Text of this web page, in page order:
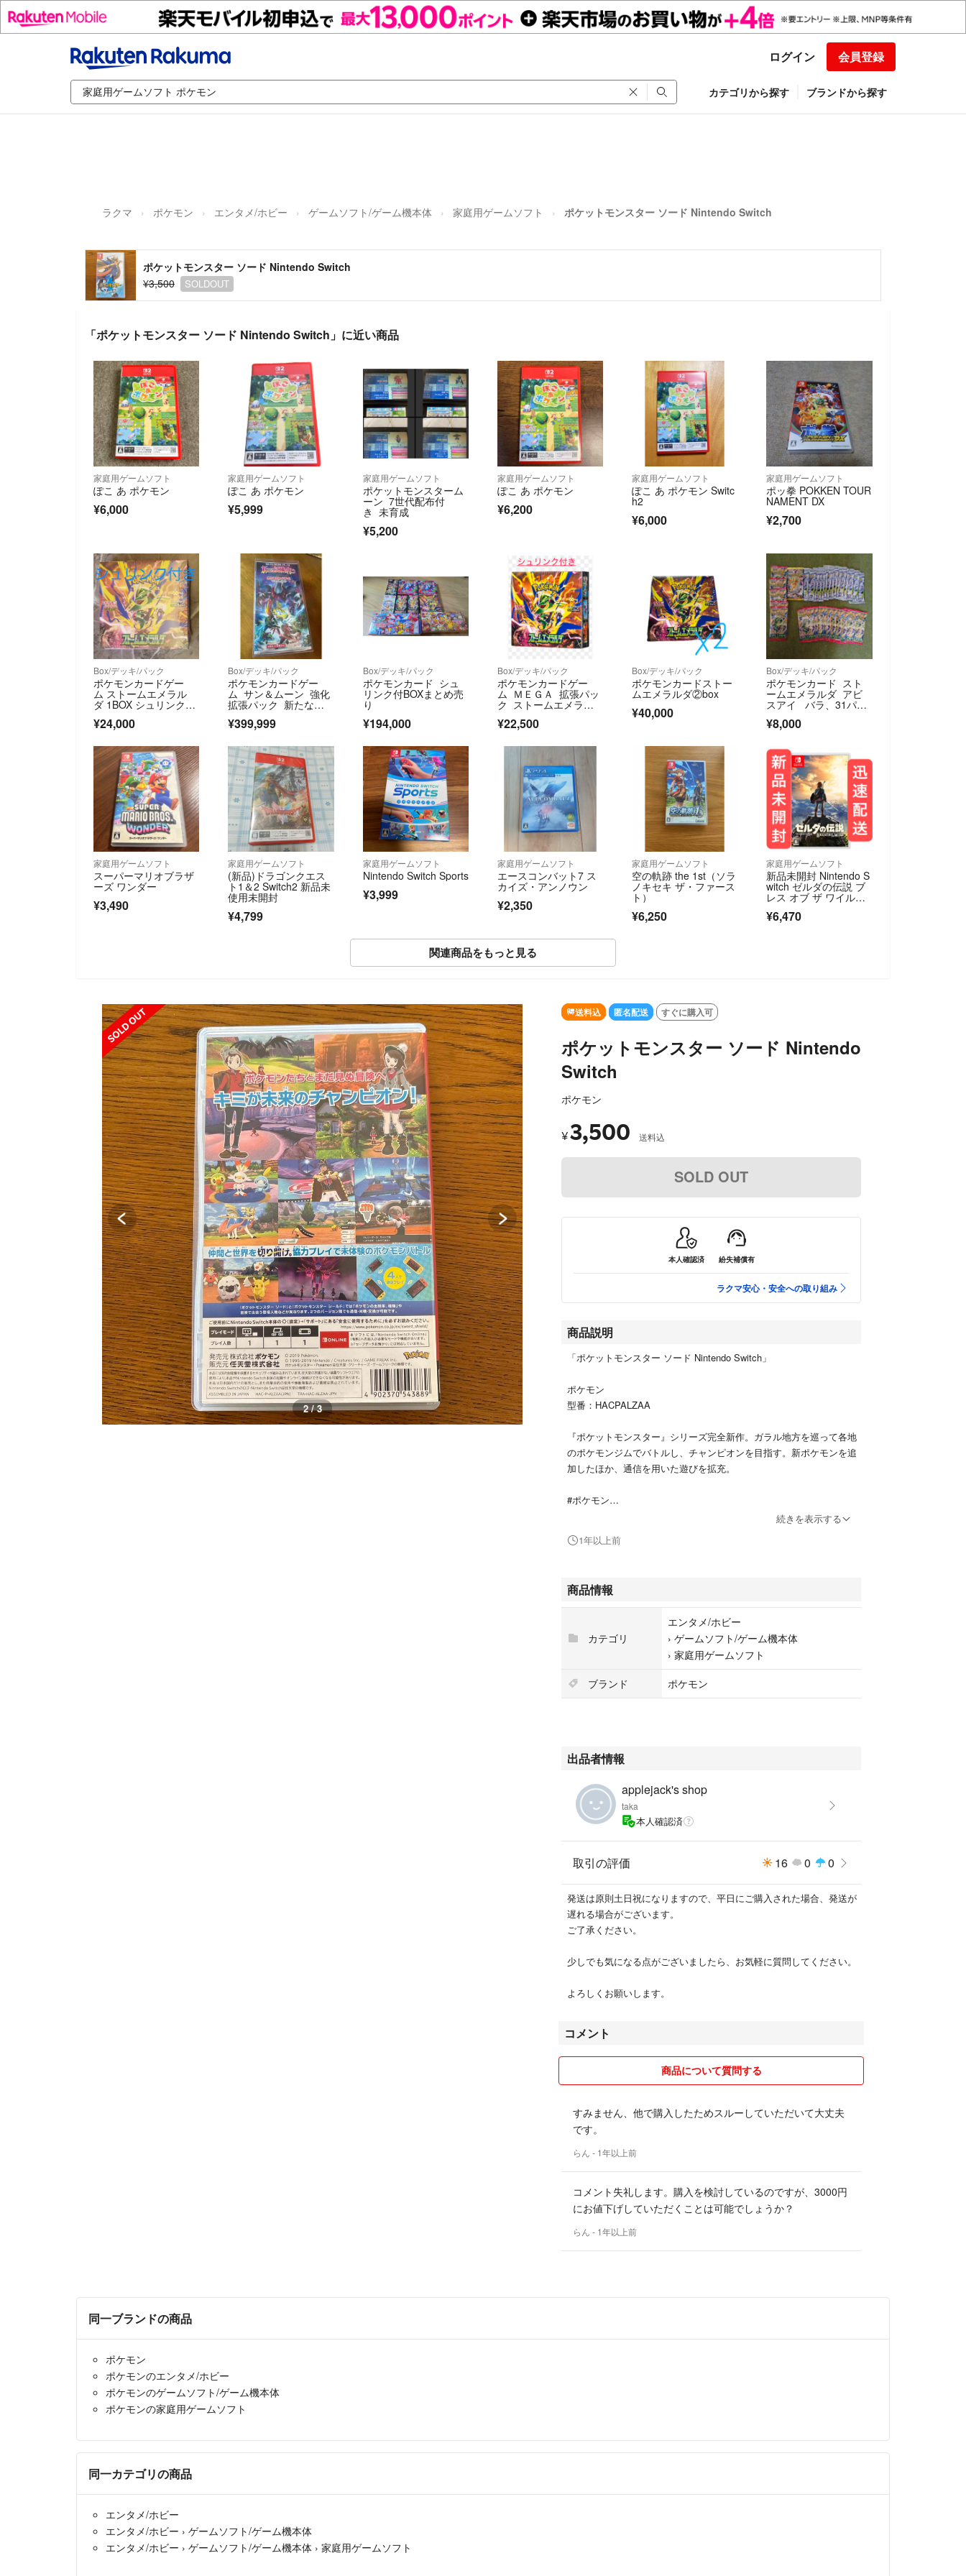
ログイン 会員登録
カテゴリから探す ブランドから探す
ラクマ ポケモン エンタメ/ホビー ゲームソフト/ゲーム機本体 家庭用ゲームソフト ポケットモンスター ソード Nintendo Switch
ポケットモンスター ソード Nintendo Switch
¥3,500
SOLDOUT
「ポケットモンスター ソード Nintendo Switch」に近い商品
家庭用ゲームソフト
ぽこ あ ポケモン
¥6,000
家庭用ゲームソフト
ぽこ あ ポケモン
¥5,999
家庭用ゲームソフト
ポケットモンスターム
ーン 7世代配布付
き 未育成
¥5,200
家庭用ゲームソフト
ぽこ あ ポケモン
¥6,200
家庭用ゲームソフト
ぽこ あ ポケモン Switc
h2
¥6,000
家庭用ゲームソフト
ポッ拳 POKKEN TOUR
NAMENT DX
¥2,700
Box/デッキ/パック
ポケモンカードゲー
ム ストームエメラル
ダ 1BOX シュリンク付
¥24,000
Box/デッキ/パック
ポケモンカードゲー
ム サン＆ムーン 強化
拡張パック 新たなる
ク］
¥399,999
Box/デッキ/パック
ポケモンカード シュ
リンク付BOXまとめ売
り
¥194,000
Box/デッキ/パック
ポケモンカードゲー
ム ＭＥＧＡ 拡張パッ
ク ストームエメラル
¥22,500
Box/デッキ/パック
ポケモンカードストー
ムエメラルダ②box
¥40,000
Box/デッキ/パック
ポケモンカード スト
ームエメラルダ アビ
スアイ バラ、31パッ
¥8,000
家庭用ゲームソフト
スーパーマリオブラザ
ーズ ワンダー
¥3,490
家庭用ゲームソフト
(新品)ドラゴンクエス
ト1＆2 Switch2 新品未
使用未開封
¥4,799
家庭用ゲームソフト
Nintendo Switch Sports
¥3,999
家庭用ゲームソフト
エースコンバット7 ス
カイズ・アンノウン
¥2,350
家庭用ゲームソフト
空の軌跡 the 1st（ソラ
ノキセキ ザ・ファース
ト）
¥6,250
家庭用ゲームソフト
新品未開封 Nintendo S
witch ゼルダの伝説 ブ
レス オブ ザ ワイル
¥6,470
関連商品をもっと見る
SOLD OUT SOLD OUT
2 / 3
送料込 匿名配送 すぐに購入可
ポケットモンスター ソード Nintendo
Switch
ポケモン
¥3,500 送料込
SOLD OUT
本人確認済 紛失補償有
ラクマ安心・安全への取り組み
商品説明
「ポケットモンスター ソード Nintendo Switch」
ポケモン
型番：HACPALZAA
『ポケットモンスター』シリーズ完全新作。ガラル地方を巡って各地
のポケモンジムでバトルし、チャンピオンを目指す。新ポケモンを追
加したほか、通信を用いた遊びを拡充。
#ポケモン
#ゲームソフト/ゲーム機本体
続きを表示する
1年以上前
商品情報
カテゴリ
エンタメ/ホビー
› ゲームソフト/ゲーム機本体
› 家庭用ゲームソフト
ブランド
ポケモン
出品者情報
applejack's shop
taka
本人確認済
取引の評価 16 0 0
発送は原則土日祝になりますので、平日にご購入された場合、発送が
遅れる場合がございます。
ご了承ください。
少しでも気になる点がございましたら、お気軽に質問してください。
よろしくお願いします。
コメント
商品について質問する
すみません、他で購入したためスルーしていただいて大丈夫
です。
らん - 1年以上前
コメント失礼します。購入を検討しているのですが、3000円
にお値下げしていただくことは可能でしょうか？
らん - 1年以上前
同一ブランドの商品
ポケモン
ポケモンのエンタメ/ホビー
ポケモンのゲームソフト/ゲーム機本体
ポケモンの家庭用ゲームソフト
同一カテゴリの商品
エンタメ/ホビー
エンタメ/ホビー › ゲームソフト/ゲーム機本体
エンタメ/ホビー › ゲームソフト/ゲーム機本体 › 家庭用ゲームソフト